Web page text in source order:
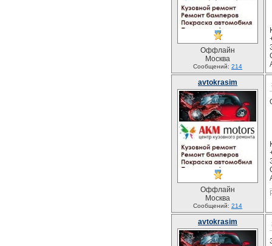
Оффлайн
Москва
Сообщений: 214
avtokrasim
Оффлайн
Москва
Сообщений: 214
avtokrasim